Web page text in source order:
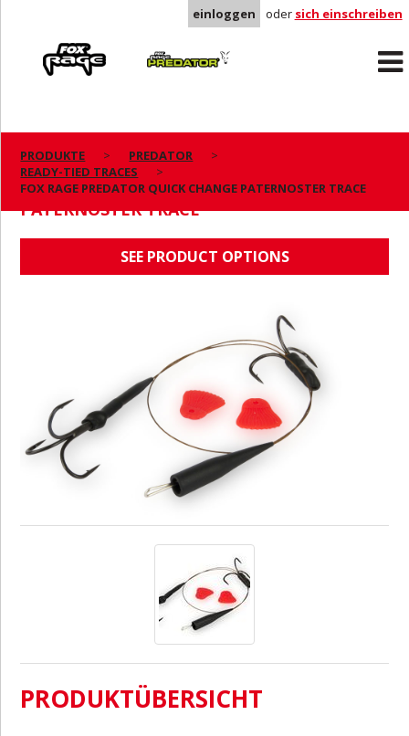
einloggen oder sich einschreiben
Predator
PRODUKTE
PREDATOR
READY-TIED TRACES
FOX RAGE PREDATOR QUICK CHANGE PATERNOSTER TRACE
FOX RAGE PREDATOR QUICK CHANGE
PATERNOSTER TRACE
SEE PRODUCT OPTIONS
PRODUKTÜBERSICHT